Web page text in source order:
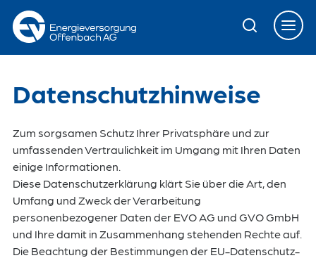
Zur Hauptnavigation springen
Zur Servicelasche springen
Zum Hauptinhalt springen
Zur Footernavigation springen
Datenschutzhinweise
Zum sorgsamen Schutz Ihrer Privatsphäre und zur
umfassenden Vertraulichkeit im Umgang mit Ihren Daten
einige Informationen.
Diese Datenschutzerklärung klärt Sie über die Art, den
Umfang und Zweck der Verarbeitung
personenbezogener Daten der EVO AG und GVO GmbH
und Ihre damit in Zusammenhang stehenden Rechte auf.
Die Beachtung der Bestimmungen der EU-Datenschutz-